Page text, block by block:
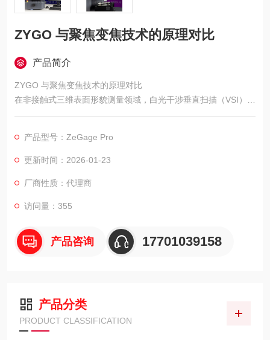
ZYGO 与聚焦变焦技术的原理对比
产品简介
ZYGO 与聚焦变焦技术的原理对比
在非接触式三维表面形貌测量领域，白光干涉垂直扫描（VSI）和
聚焦变焦（Focus Variation）是两种主流且互补的技术。ZYGO
差异、优势与局限，有助于用户根据样品特性、测量需求（精
度、速度、范围）和预算，选择最合适的测量方案。
产品型号：ZeGage Pro
更新时间：2026-01-23
厂商性质：代理商
访问量：355
产品咨询 17701039158
产品分类
PRODUCT CLASSIFICATION